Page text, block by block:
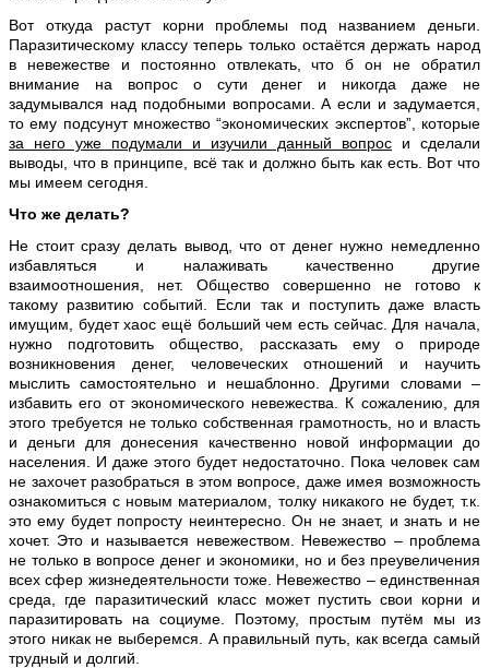
Вот откуда растут корни проблемы под названием деньги.
Паразитическому классу теперь только остаётся держать народ
в невежестве и постоянно отвлекать, что б он не обратил
внимание на вопрос о сути денег и никогда даже не
задумывался над подобными вопросами. А если и задумается,
то ему подсунут множество “экономических экспертов”, которые
за него уже подумали и изучили данный вопрос и сделали
выводы, что в принципе, всё так и должно быть как есть. Вот что
мы имеем сегодня.
Что же делать?
Не стоит сразу делать вывод, что от денег нужно немедленно
избавляться и налаживать качественно другие
взаимоотношения, нет. Общество совершенно не готово к
такому развитию событий. Если так и поступить даже власть
имущим, будет хаос ещё больший чем есть сейчас. Для начала,
нужно подготовить общество, рассказать ему о природе
возникновения денег, человеческих отношений и научить
мыслить самостоятельно и нешаблонно. Другими словами –
избавить его от экономического невежества. К сожалению, для
этого требуется не только собственная грамотность, но и власть
и деньги для донесения качественно новой информации до
населения. И даже этого будет недостаточно. Пока человек сам
не захочет разобраться в этом вопросе, даже имея возможность
ознакомиться с новым материалом, толку никакого не будет, т.к.
это ему будет попросту неинтересно. Он не знает, и знать и не
хочет. Это и называется невежеством. Невежество – проблема
не только в вопросе денег и экономики, но и без преувеличения
всех сфер жизнедеятельности тоже. Невежество – единственная
среда, где паразитический класс может пустить свои корни и
паразитировать на социуме. Поэтому, простым путём мы из
этого никак не выберемся. А правильный путь, как всегда самый
трудный и долгий.